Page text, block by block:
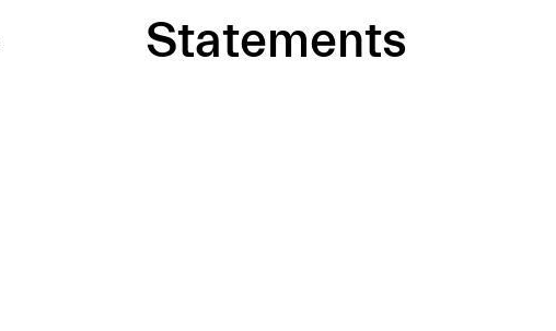
Statements